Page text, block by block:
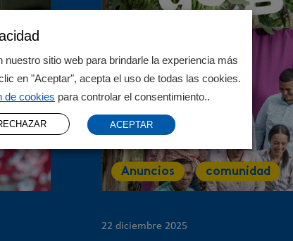
Anuncios comunidad
22 diciembre 2025
nuestro sitio web para brindarle la experiencia más
en "Aceptar", acepta el uso de todas las cookies.
de cookies para controlar el consentimiento..
ACEPTAR